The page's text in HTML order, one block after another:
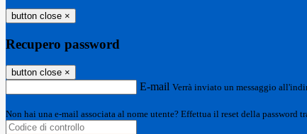
button close ×
Recupero password
button close ×
E-mail Verrà inviato un messaggio
Non hai una e-mail associata al nome utente? Effettua il reset della password